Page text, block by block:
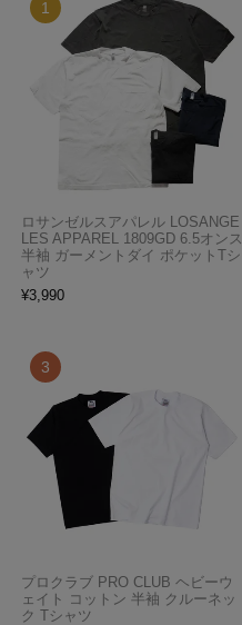
ロサンゼルスアパレル LOSANGE
LES APPAREL 1809GD 6.5オンス
半袖 ガーメントダイ ポケットTシ
ャツ
¥3,990
プロクラブ PRO CLUB ヘビーウ
ェイト コットン 半袖 クルーネッ
ク Tシャツ